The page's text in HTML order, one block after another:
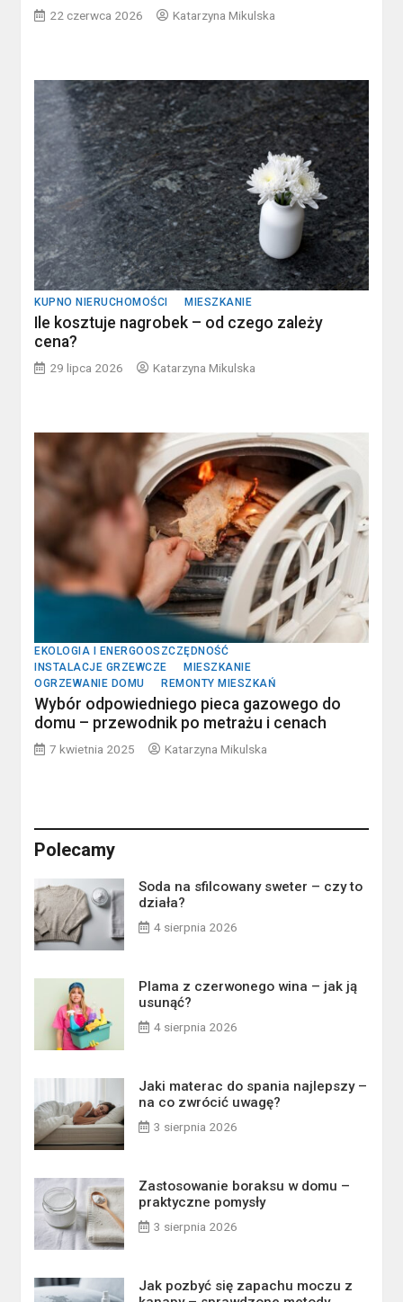
22 czerwca 2026 Katarzyna Mikulska
KUPNO NIERUCHOMOŚCI MIESZKANIE
Ile kosztuje nagrobek – od czego zależy
cena?
29 lipca 2026 Katarzyna Mikulska
EKOLOGIA I ENERGOOSZCZĘDNOŚĆ
INSTALACJE GRZEWCZE
MIESZKANIE
OGRZEWANIE DOMU
REMONTY MIESZKAŃ
Wybór odpowiedniego pieca gazowego do
domu – przewodnik po metrażu i cenach
7 kwietnia 2025 Katarzyna Mikulska
Polecamy
Soda na sfilcowany sweter – czy to
działa?
4 sierpnia 2026
Plama z czerwonego wina – jak ją
usunąć?
4 sierpnia 2026
Jaki materac do spania najlepszy –
na co zwrócić uwagę?
3 sierpnia 2026
Zastosowanie boraksu w domu –
praktyczne pomysły
3 sierpnia 2026
Jak pozbyć się zapachu moczu z